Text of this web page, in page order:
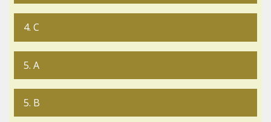
4. C
5. A
5. B